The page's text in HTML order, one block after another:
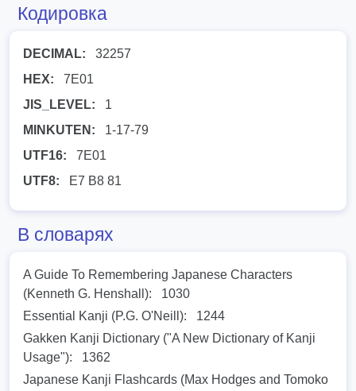
Кодировка
DECIMAL:
32257
HEX:
7E01
JIS_LEVEL:
1
MINKUTEN:
1-17-79
UTF16:
7E01
UTF8:
E7 B8 81
В словарях
A Guide To Remembering Japanese Characters
(Kenneth G. Henshall):
1030
Essential Kanji (P.G. O'Neill):
1244
Gakken Kanji Dictionary ("A New Dictionary of Kanji
Usage"):
1362
Japanese Kanji Flashcards (Max Hodges and Tomoko